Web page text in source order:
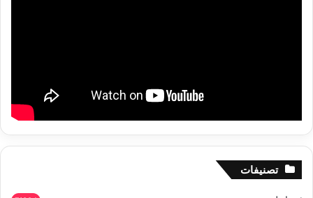
تصنيفات